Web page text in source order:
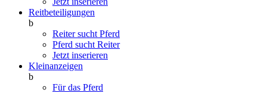
Reitbeteiligungen
b
Reiter sucht Pferd
Pferd sucht Reiter
Jetzt inserieren
Kleinanzeigen
b
Für das Pferd